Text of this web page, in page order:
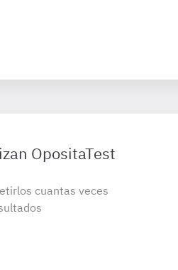
OpositaTest
cuantas veces